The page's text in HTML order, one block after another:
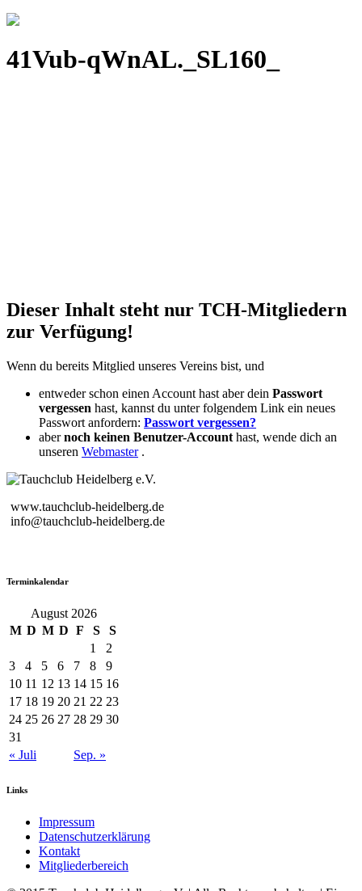
41Vub-qWnAL._SL160_
Dieser Inhalt steht nur TCH-Mitgliedern
zur Verfügung!
Wenn du bereits Mitglied unseres Vereins bist, und
entweder schon einen Account hast aber dein Passwort
vergessen hast, kannst du unter folgendem Link ein neues
Passwort anfordern: Passwort vergessen?
abernoch keinen Benutzer-Account hast, wende dich an
unseren Webmaster.
www.tauchclub-heidelberg.de
info@tauchclub-heidelberg.de
Terminkalendar
August 2026
M D M D F S
S
1
2
3
4 5 6 7 8
9
10 11 12 13 14 15 16
17 18 19 20 21 22 23
24 25 26 27 28 29 30
31
« Juli
Sep. »
Links
Impressum
Datenschutzerklärung
Kontakt
Mitgliederbereich